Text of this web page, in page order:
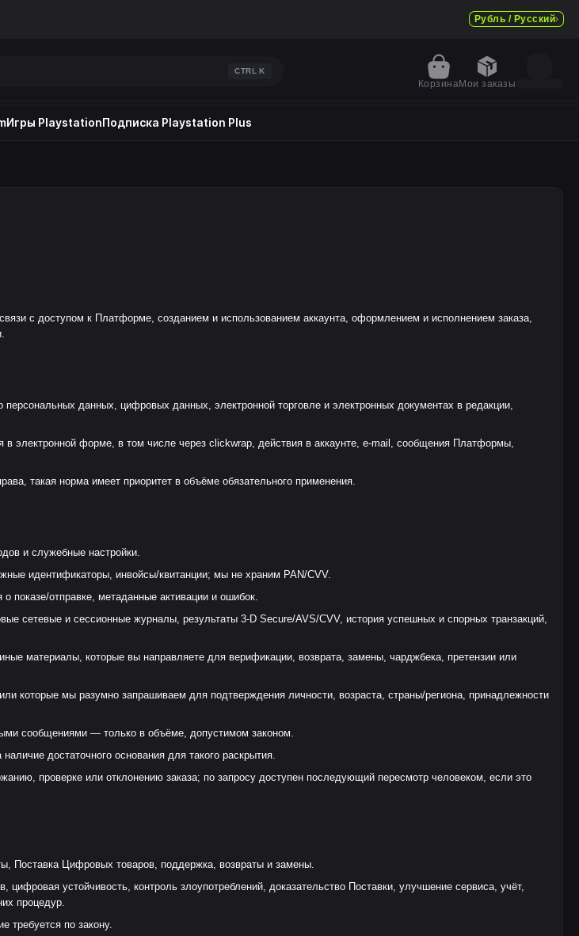
Рубль / Русский
CTRL K
КорзинаМои заказы
Игры PlaystationПодписка Playstation Plus
с доступом к Платформе, созданием и использованием аккаунта, оформлением и исполнением заказа,
данных, цифровых данных, электронной торговле и электронных документах в редакции,
электронной форме, в том числе через clickwrap, действия в аккаунте, e-mail, сообщения Платформы,
такая норма имеет приоритет в объёме обязательного применения.
и служебные настройки.
идентификаторы, инвойсы/квитанции; мы не храним PAN/CVV.
показе/отправке, метаданные активации и ошибок.
сетевые и сессионные журналы, результаты 3-D Secure/AVS/CVV, история успешных и спорных транзакций,
материалы, которые вы направляете для верификации, возврата, замены, чарджбека, претензии или
которые мы разумно запрашиваем для подтверждения личности, возраста, страны/региона, принадлежности
сообщениями — только в объёме, допустимом законом.
достаточного основания для такого раскрытия.
проверке или отклонению заказа; по запросу доступен последующий пересмотр человеком, если это
Поставка Цифровых товаров, поддержка, возвраты и замены.
устойчивость, контроль злоупотреблений, доказательство Поставки, улучшение сервиса, учёт,
процедур.
требуется по закону.